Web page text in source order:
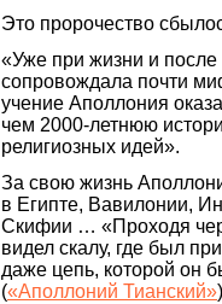
Это пророчество
«Уже при жизни и после
сопровождала почти
учение Аполлония
чем 2000-летнюю
религиозных идей».
За свою жизнь
в Египте, Вавилонии,
Скифии … «Проходя
видел скалу, где был
даже цепь, которой он
(«Аполлоний Тианский»)